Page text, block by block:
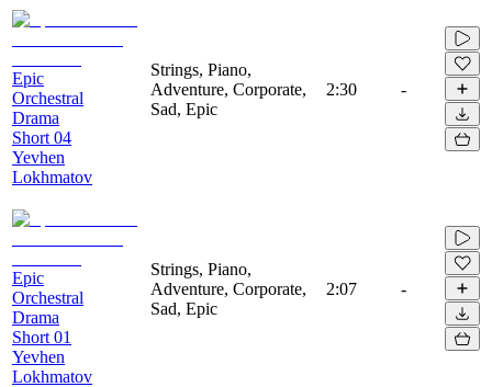
Epic
Orchestral
Drama
Short 04
Yevhen
Lokhmatov
Strings, Piano,
Adventure, Corporate,
Sad, Epic
2:30 -
Epic
Orchestral
Drama
Short 01
Yevhen
Lokhmatov
Strings, Piano,
Adventure, Corporate,
Sad, Epic
2:07 -